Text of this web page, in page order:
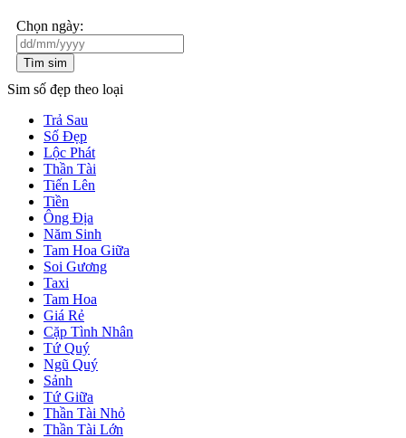
Chọn ngày:
Tìm sim
Sim số đẹp theo loại
Trả Sau
Số Đẹp
Lộc Phát
Thần Tài
Tiến Lên
Tiền
Ông Địa
Năm Sinh
Tam Hoa Giữa
Soi Gương
Taxi
Tam Hoa
Giá Rẻ
Cặp Tình Nhân
Tứ Quý
Ngũ Quý
Sảnh
Tứ Giữa
Thần Tài Nhỏ
Thần Tài Lớn